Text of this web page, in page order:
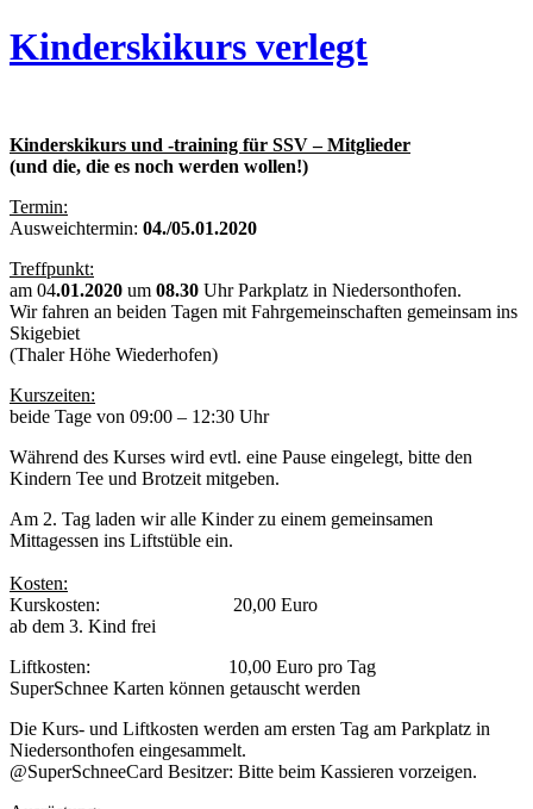
Kinderskikurs verlegt
Kinderskikurs und -training für SSV – Mitglieder
(und die, die es noch werden wollen!)
Termin:
Ausweichtermin: 04./05.01.2020
Treffpunkt:
am 04.01.2020 um 08.30 Uhr Parkplatz in Niedersonthofen.
Wir fahren an beiden Tagen mit Fahrgemeinschaften gemeinsam ins
Skigebiet
(Thaler Höhe Wiederhofen)
Kurszeiten:
beide Tage von 09:00 – 12:30 Uhr
Während des Kurses wird evtl. eine Pause eingelegt, bitte den
Kindern Tee und Brotzeit mitgeben.
Am 2. Tag laden wir alle Kinder zu einem gemeinsamen
Mittagessen ins Liftstüble ein.
Kosten:
Kurskosten: 20,00 Euro
ab dem 3. Kind frei
Liftkosten: 10,00 Euro pro Tag
SuperSchnee Karten können getauscht werden
Die Kurs- und Liftkosten werden am ersten Tag am Parkplatz in
Niedersonthofen eingesammelt.
@SuperSchneeCard Besitzer: Bitte beim Kassieren vorzeigen.